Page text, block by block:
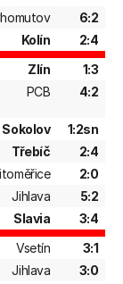
6:2
Kolín
2:4
Zlín
1:3
PCB 4:2
Sokolov
1:2sn
Třebíč
2:4
2:0
Jihlava
5:2
Slavia
3:4
Vsetín
3:1
Jihlava
3:0